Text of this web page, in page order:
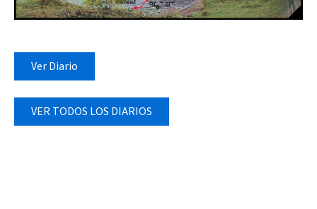
Ver Diario
VER TODOS LOS DIARIOS